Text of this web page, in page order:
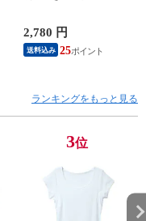
オフホワイト/ブラウ
ン/ブラック/チャコ
ールグレー/ピンク
2,780 円
送料込み 25
ランキングをもっと見る
3位